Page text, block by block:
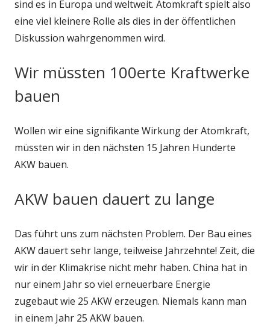
sind es in Europa und weltweit. Atomkraft spielt also
eine viel kleinere Rolle als dies in der öffentlichen
Diskussion wahrgenommen wird.
Wir müssten 100erte Kraftwerke
bauen
Wollen wir eine signifikante Wirkung der Atomkraft,
müssten wir in den nächsten 15 Jahren Hunderte
AKW bauen.
AKW bauen dauert zu lange
Das führt uns zum nächsten Problem. Der Bau eines
AKW dauert sehr lange, teilweise Jahrzehnte! Zeit, die
wir in der Klimakrise nicht mehr haben. China hat in
nur einem Jahr so viel erneuerbare Energie
zugebaut wie 25 AKW erzeugen. Niemals kann man
in einem Jahr 25 AKW bauen.